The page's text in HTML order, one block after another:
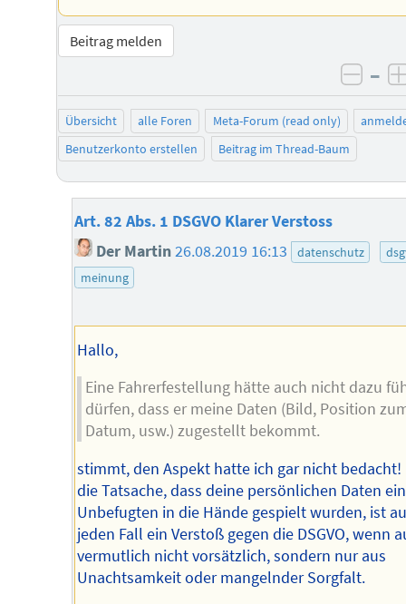
Beitrag melden
–
Übersicht alle Foren Meta-Forum (read only)
Benutzerkonto erstellen
Beitrag im Thread-Baum
Art. 82 Abs. 1 DSGVO Klarer Verstoss
Der Martin26.08.2019 16:13 datenschutz
meinung
Hallo,
Eine Fahrerfestellung hätte auch nicht dazu
dürfen, dass er meine Daten (Bild, Position
Datum, usw.) zugestellt bekommt.
stimmt, den Aspekt hatte ich gar nicht bedacht!
die Tatsache, dass deine persönlichen Daten
Unbefugten in die Hände gespielt wurden, ist
jeden Fall ein Verstoß gegen die DSGVO, wenn
vermutlich nicht vorsätzlich, sondern nur aus
Unachtsamkeit oder mangelnder Sorgfalt.